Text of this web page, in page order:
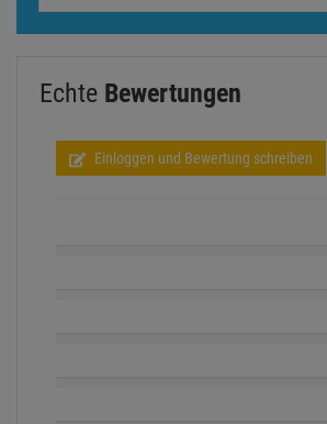
Echte Bewertungen
Einloggen und Bewertung schreiben